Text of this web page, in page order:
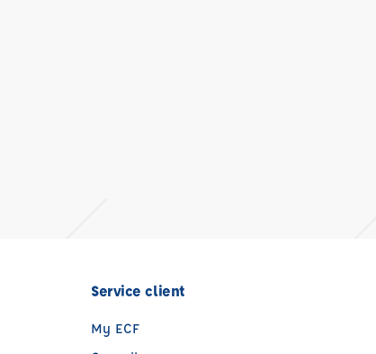
Service client
My ECF